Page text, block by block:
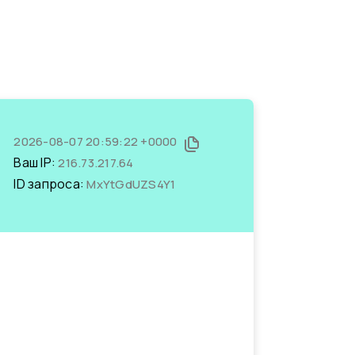
2026-08-07 20:59:22 +0000
Ваш IP:216.73.217.64
ID запроса:MxYtGdUZS4Y1